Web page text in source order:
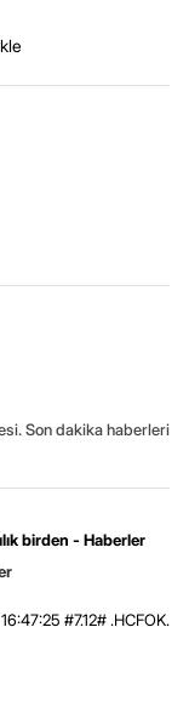
Son dakika haberleri
birden - Haberler
#7.12# .HCFOK.